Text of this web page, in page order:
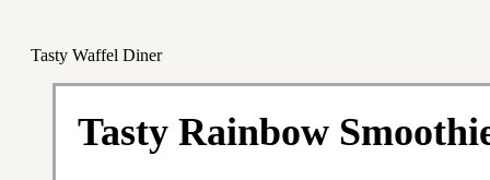
Tasty Waffel Diner
Tasty Rainbow